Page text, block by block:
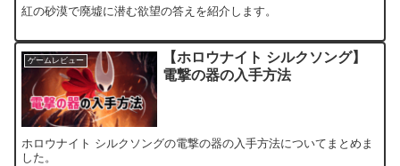
紅の砂漠で廃墟に潜む欲望の答えを紹介します。
ゲームレビュー
【ホロウナイト シルクソング】
電撃の器の入手方法
ホロウナイト シルクソングの電撃の器の入手方法についてまとめま
した。